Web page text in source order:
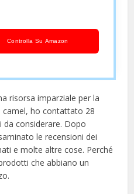
Controlla Su Amazon
risorsa imparziale per la
camel, ​​ho contattato 28
da considerare. Dopo
le recensioni dei
e molte altre cose. Perché
che abbiano un